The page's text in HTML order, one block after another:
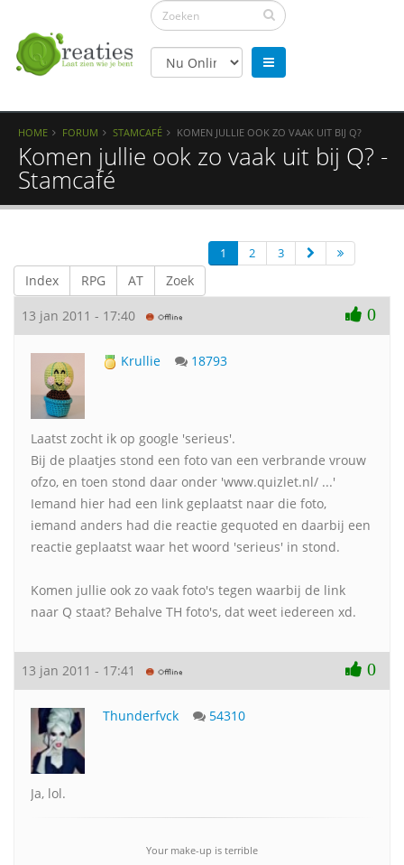
HOME FORUM STAMCAFÉ KOMEN JULLIE OOK ZO VAAK UIT BIJ Q?
Komen jullie ook zo vaak uit bij Q? -
Stamcafé
Index RPG AT Zoek
1 2 3
13 jan 2011 - 17:40 0
Krullie 18793
Laatst zocht ik op google 'serieus'.
Bij de plaatjes stond een foto van een verbrande vrouw
ofzo, en toen stond daar onder 'www.quizlet.nl/ ...'
Iemand hier had een link geplaatst naar die foto,
iemand anders had die reactie gequoted en daarbij een
reactie geplaatst waar het woord 'serieus' in stond.
Komen jullie ook zo vaak foto's tegen waarbij de link
naar Q staat? Behalve TH foto's, dat weet iedereen xd.
13 jan 2011 - 17:41 0
Thunderfvck 54310
Ja, lol.
Your make-up is terrible